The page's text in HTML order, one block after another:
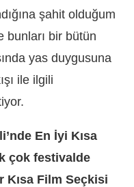
şahit olduğum
bunları bir bütün
yas duygusuna
ile ilgili
En İyi Kısa
çok festivalde
Kısa Film Seçkisi